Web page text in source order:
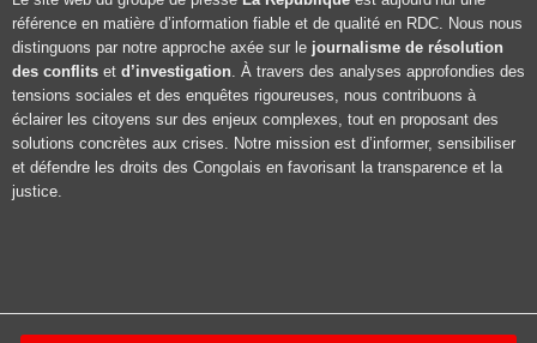
référence en matière d’information fiable et de qualité en RDC. Nous nous
distinguons par notre approche axée sur le journalisme de résolution
des conflits et d’investigation. À travers des analyses approfondies des
tensions sociales et des enquêtes rigoureuses, nous contribuons à
éclairer les citoyens sur des enjeux complexes, tout en proposant des
solutions concrètes aux crises. Notre mission est d’informer, sensibiliser
et défendre les droits des Congolais en favorisant la transparence et la
justice.